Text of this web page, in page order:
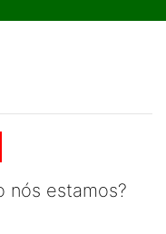
nós estamos?